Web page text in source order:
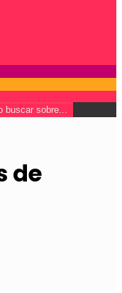
buscar sobre...
de